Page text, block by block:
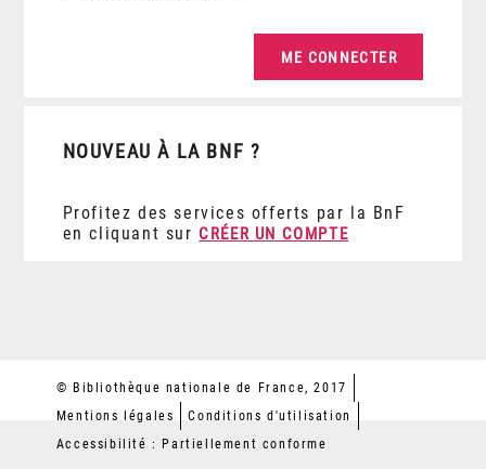
NOUVEAU À LA BNF ?
Profitez des services offerts par la BnF
en cliquant sur CRÉER UN COMPTE
© Bibliothèque nationale de France, 2017
Mentions légales
Conditions d'utilisation
Accessibilité : Partiellement conforme